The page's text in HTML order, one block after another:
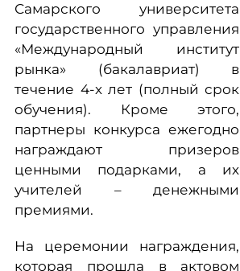
Самарского университета
государственного управления
«Международный институт
рынка» (бакалавриат) в
течение 4-х лет (полный срок
обучения). Кроме этого,
партнеры конкурса ежегодно
награждают призеров
ценными подарками, а их
учителей – денежными
премиями.
На церемонии награждения,
которая прошла в актовом